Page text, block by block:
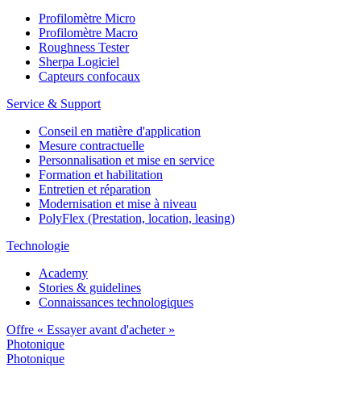
Profilomètre Micro
Profilomètre Macro
Roughness Tester
Sherpa Logiciel
Capteurs confocaux
Service & Support
Conseil en matière d'application
Mesure contractuelle
Personnalisation et mise en service
Formation et habilitation
Entretien et réparation
Modernisation et mise à niveau
PolyFlex (Prestation, location, leasing)
Technologie
Academy
Stories & guidelines
Connaissances technologiques
Offre « Essayer avant d'acheter »
Photonique
Photonique